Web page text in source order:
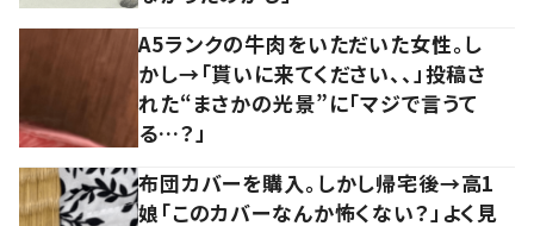
A5ランクの牛肉をいただいた女性。し
かし→「貰いに来てください、、」投稿さ
れた“まさかの光景”に「マジで言うて
る…？」
布団カバーを購入。しかし帰宅後→高1
娘「このカバーなんか怖くない？」よく見